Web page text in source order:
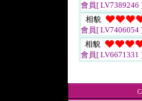
會員[ LV7389246
相貌
會員[ LV7406054
相貌
會員[ LV6671331